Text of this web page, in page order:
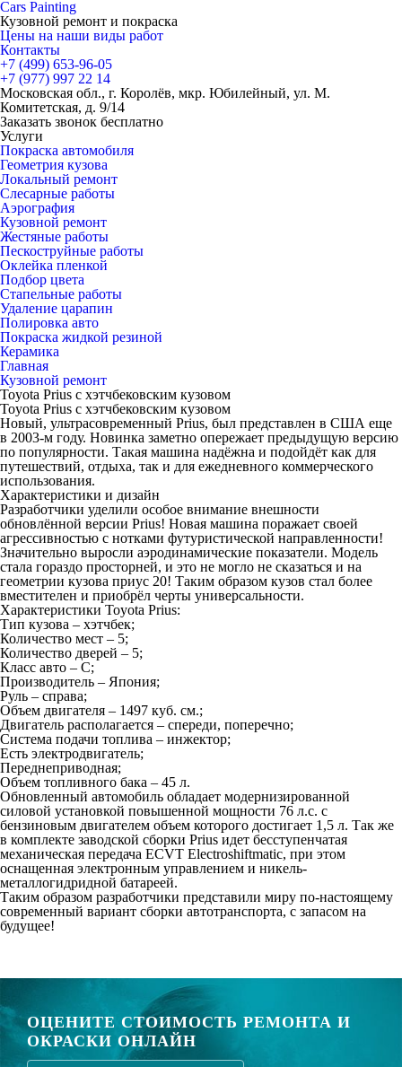
Cars Painting
Кузовной ремонт и покраска
Цены на наши виды работ
Контакты
+7 (499) 653-96-05
+7 (977) 997 22 14
Московская обл., г. Королёв, мкр. Юбилейный, ул. М.
Комитетская, д. 9/14
Заказать звонок бесплатно
Услуги
Покраска автомобиля
Геометрия кузова
Локальный ремонт
Слесарные работы
Аэрография
Кузовной ремонт
Жестяные работы
Пескоструйные работы
Оклейка пленкой
Подбор цвета
Стапельные работы
Удаление царапин
Полировка авто
Покраска жидкой резиной
Керамика
Главная
Кузовной ремонт
Toyota Prius с хэтчбековским кузовом
Toyota Prius с хэтчбековским кузовом
Новый, ультрасовременный Prius, был представлен в США еще
в 2003-м году. Новинка заметно опережает предыдущую версию
по популярности. Такая машина надёжна и подойдёт как для
путешествий, отдыха, так и для ежедневного коммерческого
использования.
Характеристики и дизайн
Разработчики уделили особое внимание внешности
обновлённой версии Prius! Новая машина поражает своей
агрессивностью с нотками футуристической направленности!
Значительно выросли аэродинамические показатели. Модель
стала гораздо просторней, и это не могло не сказаться и на
геометрии кузова приус 20! Таким образом кузов стал более
вместителен и приобрёл черты универсальности.
Характеристики Toyota Prius:
Тип кузова – хэтчбек;
Количество мест – 5;
Количество дверей – 5;
Класс авто – С;
Производитель – Япония;
Руль – справа;
Объем двигателя – 1497 куб. см.;
Двигатель располагается – спереди, поперечно;
Система подачи топлива – инжектор;
Есть электродвигатель;
Переднеприводная;
Объем топливного бака – 45 л.
Обновленный автомобиль обладает модернизированной
силовой установкой повышенной мощности 76 л.с. с
бензиновым двигателем объем которого достигает 1,5 л. Так же
в комплекте заводской сборки Prius идет бесступенчатая
механическая передача ECVT Electroshiftmatic, при этом
оснащенная электронным управлением и никель-
металлогидридной батареей.
Таким образом разработчики представили миру по-настоящему
современный вариант сборки автотранспорта, с запасом на
будущее!
ОЦЕНИТЕ СТОИМОСТЬ РЕМОНТА И
ОКРАСКИ ОНЛАЙН